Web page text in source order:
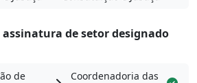
de setor designado
de
Coordenadoria das